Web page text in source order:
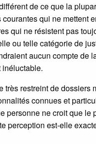
de ce que la
qui ne mettent
qui ne résistent pas
ou telle catégorie de
aucun compte de
restreint de dossiers
connues et
personne ne croit que le
perception est-elle